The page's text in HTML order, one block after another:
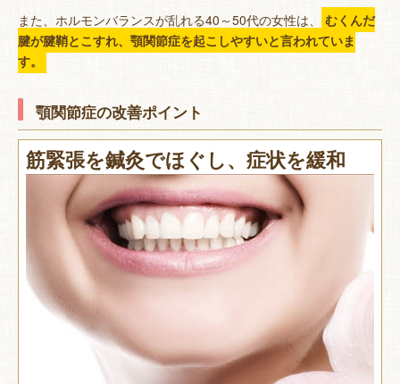
また、ホルモンバランスが乱れる40～50代の女性は、
むくんだ
腱が腱鞘とこすれ、顎関節症を起こしやすいと言われていま
す。
顎関節症の改善ポイント
筋緊張を鍼灸でほぐし、症状を緩和